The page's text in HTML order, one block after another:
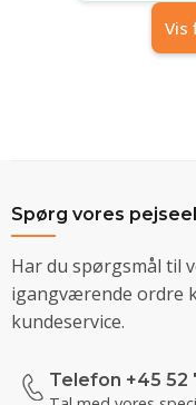
Vis
Spørg vores
Har du spørgsmål til
igangværende ordre
kundeservice.
Telefon +45 52